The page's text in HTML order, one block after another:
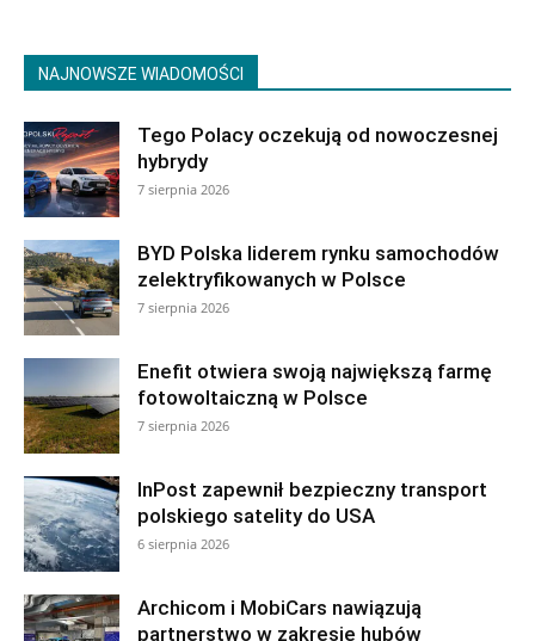
NAJNOWSZE WIADOMOŚCI
Tego Polacy oczekują od nowoczesnej
hybrydy
7 sierpnia 2026
BYD Polska liderem rynku samochodów
zelektryfikowanych w Polsce
7 sierpnia 2026
Enefit otwiera swoją największą farmę
fotowoltaiczną w Polsce
7 sierpnia 2026
InPost zapewnił bezpieczny transport
polskiego satelity do USA
6 sierpnia 2026
Archicom i MobiCars nawiązują
partnerstwo w zakresie hubów